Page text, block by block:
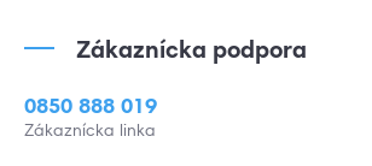
Zákaznícka podpora
0850 888 019
Zákaznícka linka